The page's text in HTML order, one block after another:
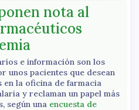
nota al
e información son los
unos pacientes que desean
en la oficina de farmacia
y reclaman un papel más
según una encuesta de